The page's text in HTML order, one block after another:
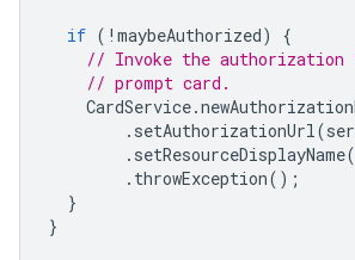
if ( ! maybeAuthorized)
{
// Invoke the
// prompt card.
CardService.
. setAuthorizationUrl(
. setResourceDisplayName(
. throwException();
}
}